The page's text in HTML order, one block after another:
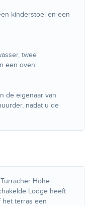
kinderstoel en een
twee
een oven.
de eigenaar van
nadat u de
Höhe
Lodge heeft
het terras een